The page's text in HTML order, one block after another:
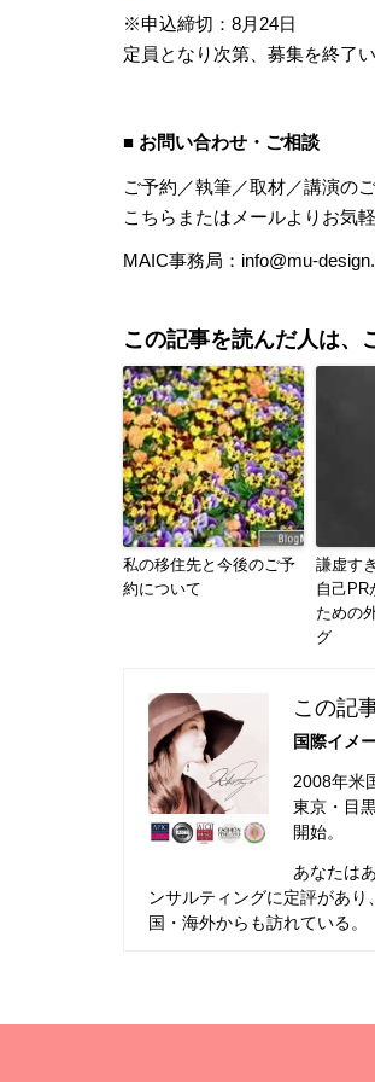
※申込締切：8月24日
定員となり次第、募集を終了
■ お問い合わせ・ご相談
ご予約／執筆／取材／講演の
こちら またはメールよりお気
MAIC事務局：info@mu-
この記事を読んだ人は、
私の移住先と今後のご予
約について
謙虚す
自己PR
ための
グ
この記
国際イメ
2008年米
東京・目
開始。
あなたは
ンサルティングに定評があ
国・海外からも訪れている。